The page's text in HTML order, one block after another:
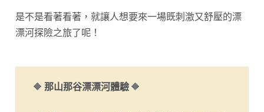
是不是看著看著，就讓人想要來一場既刺激又舒壓的漂
漂河探險之旅了呢！
🔶那山那谷漂漂河體驗 🔶